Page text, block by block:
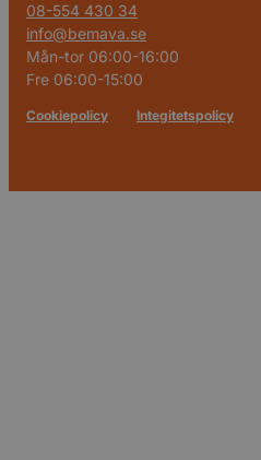
08-554 430 34
info@bemava.se
Mån-tor 06:00-16:00
Fre 06:00-15:00
Cookiepolicy Integitetspolicy